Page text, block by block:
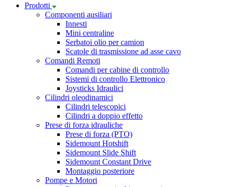
Prodotti
Componenti ausiliari
Innesti
Mini centraline
Serbatoi olio per camion
Scatole di trasmissione ad asse cavo
Comandi Remoti
Comandi per cabine di controllo
Sistemi di controllo Elettronico
Joysticks Idraulici
Cilindri oleodinamici
Cilindri telescopici
Cilindri a doppio effetto
Prese di forza idrauliche
Prese di forza (PTO)
Sidemount Hotshift
Sidemount Slide Shift
Sidemount Constant Drive
Montaggio posteriore
Pompe e Motori